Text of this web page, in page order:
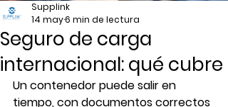
Seguro de carga
internacional: qué cubre
Supplink
14 may6 min de lectura
Un contenedor puede salir en
tiempo, con documentos correctos